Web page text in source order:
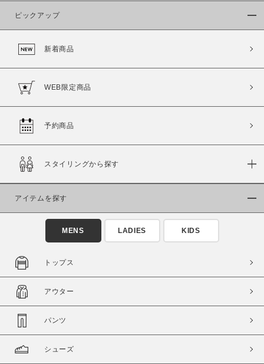
カラー
商品タイプ
通常商品
セール価格 WEB限定
在庫
在庫あり
ピックアップ
新着商品
WEB限定商品
予約商品
スタイリングから探す
アイテムを探す
MENS LADIES KIDS
トップス
アウター
パンツ
シューズ